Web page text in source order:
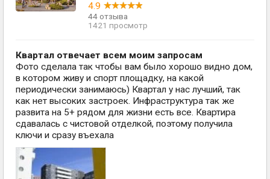
4.9
44 отзыва
1421 просмотр
Квартал отвечает всем моим запросам
Фото сделала так чтобы вам было хорошо видно дом,
в котором живу и спорт площадку, на какой
периодически занимаюсь) Квартал у нас лучший, так
как нет высоких застроек. Инфраструктура так же
развита на 5+ рядом для жизни есть все. Квартира
сдавалась с чистовой отделкой, поэтому получила
ключи и сразу въехала